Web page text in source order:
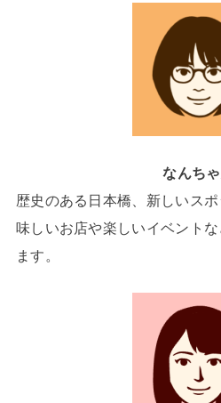
なんち
歴史のある日本橋、新しいス
味しいお店や楽しいイベント
ます。